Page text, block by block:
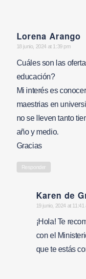
Lorena Arango
says:
18 junio, 2024 at 1:39 pm
Cuáles son las
educación?
Mi interés es
maestrias en
no se lleven tanto
año y medio.
Gracias
Responder
Karen de
says:
19 junio, 2024 at 11:41
¡Hola! Te
con el
que te estás